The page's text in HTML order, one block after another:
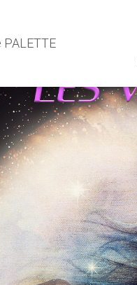
PALETTE